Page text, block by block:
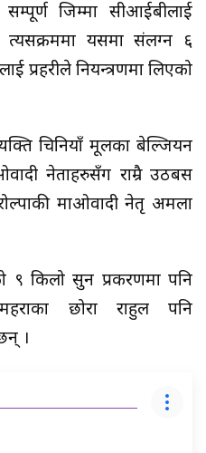
जिम्मा सीआईबीलाई
त्यसक्रममा यसमा संलग्न ६
प्रहरीले नियन्त्रणमा लिएको
चिनियाँ मूलका बेल्जियन
नेताहरुसँग राम्रै उठबस
माओवादी नेतृ अमला
९ किलो सुन प्रकरणमा पनि
छोरा राहुल पनि
।